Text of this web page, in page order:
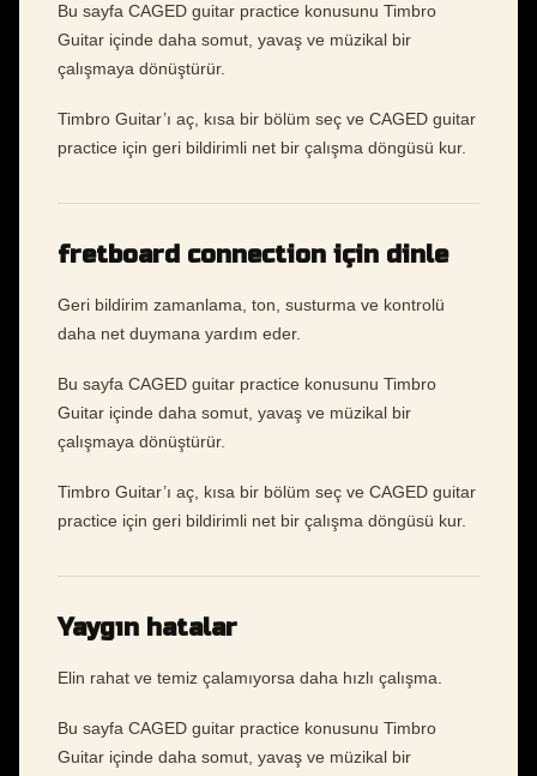
Bu sayfa CAGED guitar practice konusunu Timbro
Guitar içinde daha somut, yavaş ve müzikal bir
çalışmaya dönüştürür.
Timbro Guitar’ı aç, kısa bir bölüm seç ve CAGED guitar
practice için geri bildirimli net bir çalışma döngüsü kur.
fretboard connection için dinle
Geri bildirim zamanlama, ton, susturma ve kontrolü
daha net duymana yardım eder.
Bu sayfa CAGED guitar practice konusunu Timbro
Guitar içinde daha somut, yavaş ve müzikal bir
çalışmaya dönüştürür.
Timbro Guitar’ı aç, kısa bir bölüm seç ve CAGED guitar
practice için geri bildirimli net bir çalışma döngüsü kur.
Yaygın hatalar
Elin rahat ve temiz çalamıyorsa daha hızlı çalışma.
Bu sayfa CAGED guitar practice konusunu Timbro
Guitar içinde daha somut, yavaş ve müzikal bir